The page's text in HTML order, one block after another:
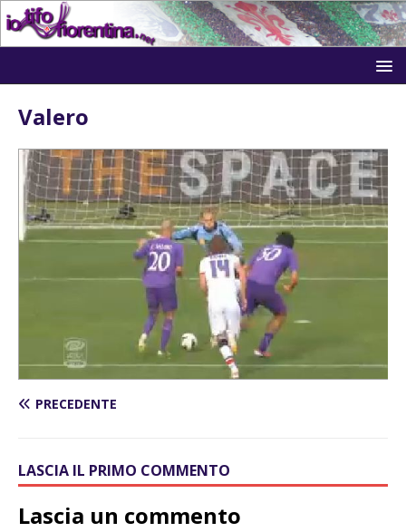
Valero
PRECEDENTE
LASCIA IL PRIMO COMMENTO
Lascia un commento